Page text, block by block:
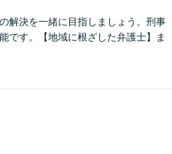
解決を一緒に目指しましょう。刑事
です。【地域に根ざした弁護士】ま